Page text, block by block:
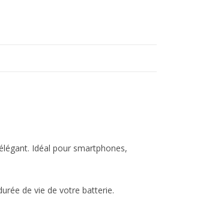
Idéal pour smartphones,
de vie de votre batterie.